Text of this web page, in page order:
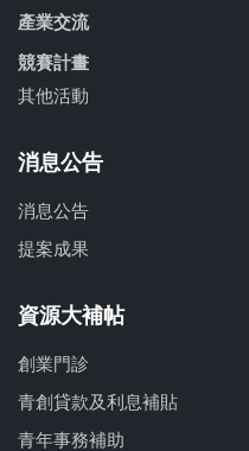
產業交流
競賽計畫
其他活動
消息公告
消息公告
提案成果
資源大補帖
創業門診
青創貸款及利息補貼
青年事務補助